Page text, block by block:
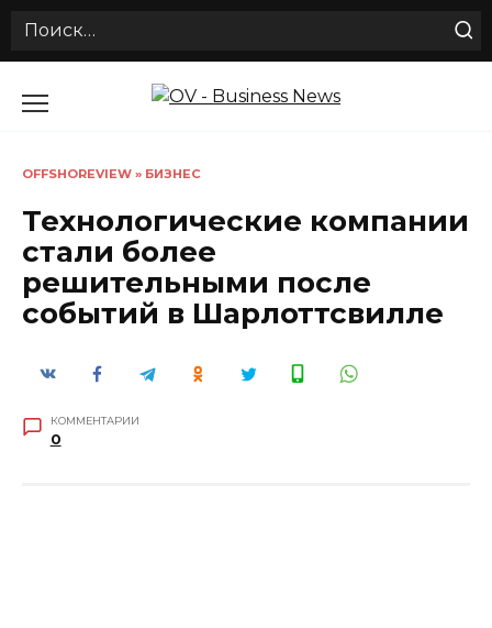
Search
OFFSHOREVIEW » БИЗНЕС
Технологические компании
стали более
решительными после
событий в Шарлоттсвилле
КОММЕНТАРИИ
0